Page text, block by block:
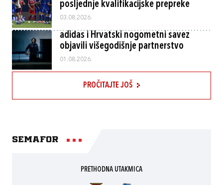
posljednje kvalifikacijske prepreke
03.08.2026.
adidas i Hrvatski nogometni savez
objavili višegodišnje partnerstvo
01.08.2026.
PROČITAJTE JOŠ
Semafor
PRETHODNA UTAKMICA